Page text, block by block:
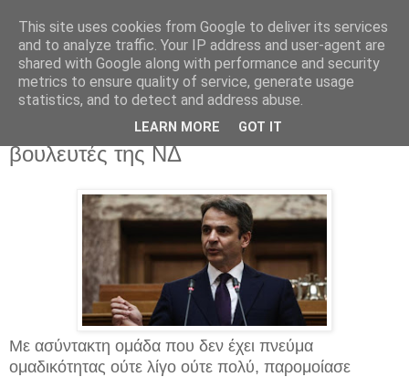
Πέμπτη 3 Μαρτίου 2016
«Kαμπανάκια» από τον Κυριάκο στους
βουλευτές της ΝΔ
Με ασύντακτη ομάδα που δεν έχει πνεύμα
ομαδικότητας ούτε λίγο ούτε πολύ, παρομοίασε
This site uses cookies from Google to deliver its services
and to analyze traffic. Your IP address and user-agent are
shared with Google along with performance and security
metrics to ensure quality of service, generate usage
statistics, and to detect and address abuse.
LEARN MORE GOT IT